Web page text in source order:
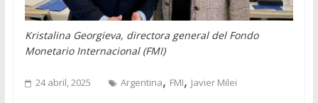
Kristalina Georgieva, directora general del Fondo
Monetario Internacional (FMI)
24 abril, 2025 Argentina, FMI, Javier Milei